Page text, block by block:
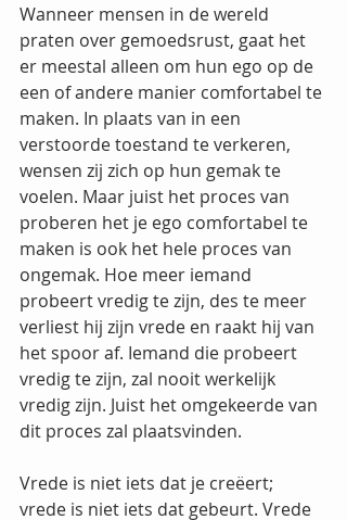
Wanneer mensen in de wereld
praten over gemoedsrust, gaat het
er meestal alleen om hun ego op de
een of andere manier comfortabel te
maken. In plaats van in een
verstoorde toestand te verkeren,
wensen zij zich op hun gemak te
voelen. Maar juist het proces van
proberen het je ego comfortabel te
maken is ook het hele proces van
ongemak. Hoe meer iemand
probeert vredig te zijn, des te meer
verliest hij zijn vrede en raakt hij van
het spoor af. Iemand die probeert
vredig te zijn, zal nooit werkelijk
vredig zijn. Juist het omgekeerde van
dit proces zal plaatsvinden.
Vrede is niet iets dat je creëert;
vrede is niet iets dat gebeurt. Vrede